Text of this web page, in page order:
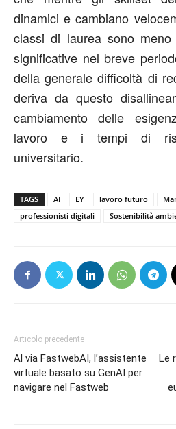
dinamici e cambiano
classi di laurea sono
significative nel breve
della generale difficoltà di
deriva da questo
cambiamento delle
lavoro e i tempi di
universitario.
TAGS AI EY lavoro futuro
professionisti digitali
Sostenibilità
Articolo precedente
Al via FastwebAI, l’assistente
virtuale basato su GenAI per
navigare nel Fastweb
Le